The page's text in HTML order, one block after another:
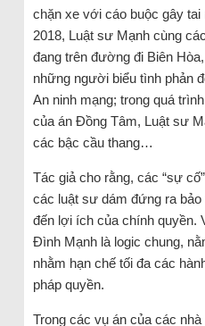
chặn xe với cáo buộc gây tai
2018, Luật sư Mạnh cùng
đang trên đường đi Biên
những người biểu tình phản
An ninh mạng; trong quá
của án Đồng Tâm, Luật sư
các bậc cầu thang…
Tác giả cho rằng, các “sự
các luật sư dám đứng ra
đến lợi ích của chính quyền.
Đình Mạnh là logic chung,
nhằm hạn chế tối đa các
pháp quyền.
Trong các vụ án của các